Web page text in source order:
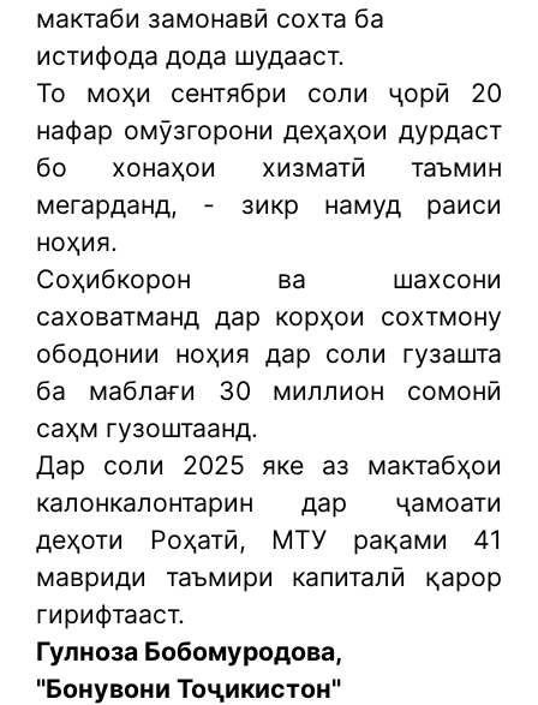
мактаби замонавӣ сохта ба
истифода дода шудааст.
То моҳи сентябри соли ҷорӣ 20
нафар омӯзгорони деҳаҳои дурдаст
бо хонаҳои хизматӣ таъмин
мегарданд, - зикр намуд раиси
ноҳия.
Соҳибкорон ва шахсони
саховатманд дар корҳои сохтмону
ободонии ноҳия дар соли гузашта
ба маблағи 30 миллион сомонӣ
саҳм гузоштаанд.
Дар соли 2025 яке аз мактабҳои
калонкалонтарин дар ҷамоати
деҳоти Роҳатӣ, МТУ рақами 41
мавриди таъмири капиталӣ қарор
гирифтааст.
Гулноза Бобомуродова,
"Бонувони Тоҷикистон"